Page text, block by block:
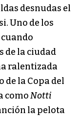
desnudas el
Uno de los
de la ciudad
ralentizada
de la Copa del
comoNotti
la pelota